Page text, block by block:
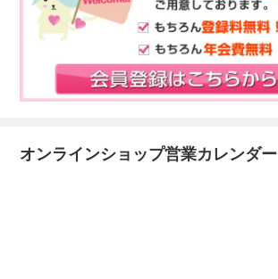
オンラインショップ営業カレンダー